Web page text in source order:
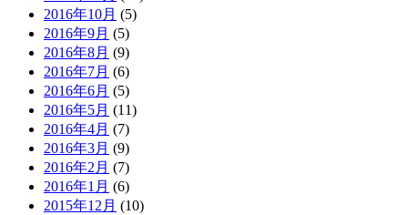
2016年10月 (5)
2016年9月 (5)
2016年8月 (9)
2016年7月 (6)
2016年6月 (5)
2016年5月 (11)
2016年4月 (7)
2016年3月 (9)
2016年2月 (7)
2016年1月 (6)
2015年12月 (10)